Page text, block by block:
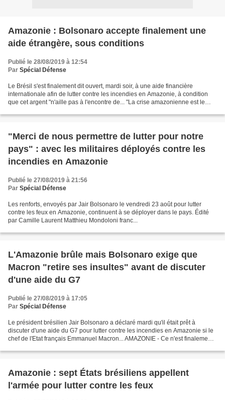
Amazonie : Bolsonaro accepte finalement une
aide étrangère, sous conditions
Publié le 28/08/2019 à 12:54
Par Spécial Défense
Le Brésil s'est finalement dit ouvert, mardi soir, à une aide financière
internationale afin de lutter contre les incendies en Amazonie, à condition
que cet argent "n'aille pas à l'encontre de... "La crise amazonienne est le
"Merci de nous permettre de lutter pour notre
pays" : avec les militaires déployés contre les
incendies en Amazonie
Publié le 27/08/2019 à 21:56
Par Spécial Défense
Les renforts, envoyés par Jair Bolsonaro le vendredi 23 août pour lutter
contre les feux en Amazonie, continuent à se déployer dans le pays. Édité
par Camille Laurent Matthieu Mondoloni franc...
L'Amazonie brûle mais Bolsonaro exige que
Macron "retire ses insultes" avant de discuter
d'une aide du G7
Publié le 27/08/2019 à 17:05
Par Spécial Défense
Le président brésilien Jair Bolsonaro a déclaré mardi qu'il était prêt à
discuter d'une aide du G7 pour lutter contre les incendies en Amazonie si le
chef de l'Etat français Emmanuel Macron... AMAZONIE - Ce n'est finalement
Amazonie : sept États brésiliens appellent
l'armée pour lutter contre les feux